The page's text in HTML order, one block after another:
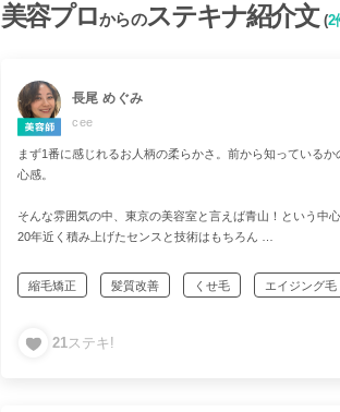
美容プロからのステキナ紹介文(2
長尾 めぐみ
cee
まず1番に感じれるお人柄の柔らかさ。前から知っているか
心感。
そんな雰囲気の中、東京の美容室と言えば青山！という中
20年近く積み上げたセンスと技術はもちろん
それぞれのお客様の今の状態に合った、ピンポイントに必
的確に提示してくださる、類稀なる知識とその引き出しは圧
事前カウンセリングでの不安解消。からの"絶対的安心感"の
縮毛矯正 髪質改善 くせ毛 エイジング毛
ゆったりとした空間
21 ステキ!